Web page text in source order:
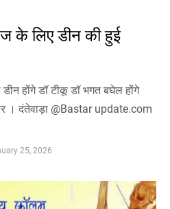
के लिए डीन की हुई
होंगे डॉ टीकू डॉ भगत बघेल होंगे
। दंतेवाड़ा @Bastar update.com
25, 2026